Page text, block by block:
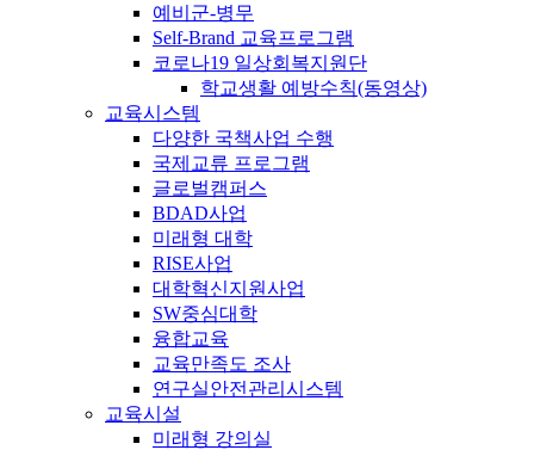
예비군-병무
Self-Brand 교육프로그램
코로나19 일상회복지원단
학교생활 예방수칙(동영상)
교육시스템
다양한 국책사업 수행
국제교류 프로그램
글로벌캠퍼스
BDAD사업
미래형 대학
RISE사업
대학혁신지원사업
SW중심대학
융합교육
교육만족도 조사
연구실안전관리시스템
교육시설
미래형 강의실